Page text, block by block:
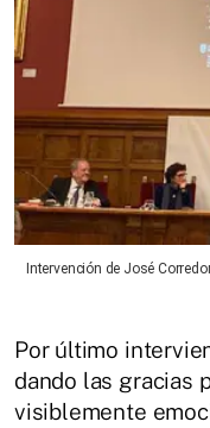
Intervención de José
Por último
dando las gracias
visiblemente